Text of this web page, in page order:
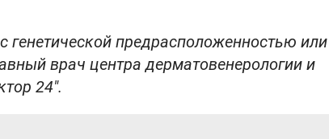
предрасположенностью или
врач центра дерматовенерологии и
24".